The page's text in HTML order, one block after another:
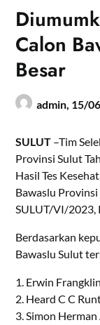
Calon
Besar
admin, 15/
SULUT –Tim
Provinsi Sulut
Hasil Tes
Bawaslu
SULUT/VI/2023,
Berdasarkan
Bawaslu Sulut
1. Erwin
2. Heard C C
3. Simon